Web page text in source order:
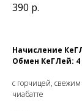
390 р.
Начисление
Обмен КеГЛей: 4
с горчицей,
чиабатте